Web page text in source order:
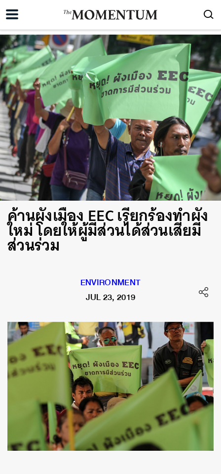
ค้านผังเมือง EEC เรียกร้องทำผัง
ใหม่ โดยให้ผู้มีส่วนได้ส่วนเสียมี
ส่วนร่วม
ENVIRONMENT
JUL 23, 2019